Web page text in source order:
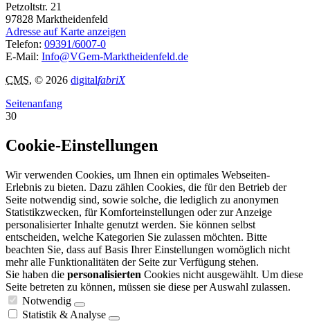
Petzoltstr. 21
97828 Marktheidenfeld
Adresse auf Karte anzeigen
Telefon: 09391/6007-0
E-Mail: Info@VGem-Marktheidenfeld.de
CMS, © 2026 digitalfabriX
Seitenanfang
30
Cookie-Einstellungen
Wir verwenden Cookies, um Ihnen ein optimales Webseiten-
Erlebnis zu bieten. Dazu zählen Cookies, die für den Betrieb der
Seite notwendig sind, sowie solche, die lediglich zu anonymen
Statistikzwecken, für Komforteinstellungen oder zur Anzeige
personalisierter Inhalte genutzt werden. Sie können selbst
entscheiden, welche Kategorien Sie zulassen möchten. Bitte
beachten Sie, dass auf Basis Ihrer Einstellungen womöglich nicht
mehr alle Funktionalitäten der Seite zur Verfügung stehen.
Sie haben die personalisierten Cookies nicht ausgewählt. Um diese
Seite betreten zu können, müssen sie diese per Auswahl zulassen.
Notwendig
Statistik & Analyse